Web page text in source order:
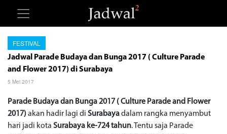
FESTIVAL
Jadwal Parade Budaya dan Bunga 2017 ( Culture Parade
and Flower 2017) di Surabaya
5 Mei 2017
Parade Budaya dan Bunga 2017 ( Culture Parade and Flower
2017)akan hadir lagi di Surabayadalam rangka menyambut
hari jadi kota Surabaya ke-724 tahun. Tentu saja Parade